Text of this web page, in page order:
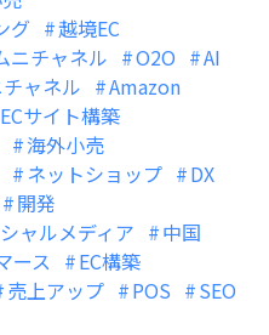
グ
越境EC
ニチャネル O2O
AI
ャネル
Amazon
ECサイト構築
海外小売
ネットショップ
DX
開発
ャルメディア
中国
ース
EC構築
売上アップ POS
SEO